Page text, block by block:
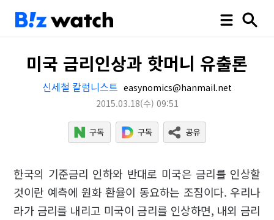
미국 금리인상과 핫머니 유출론
신세철 칼럼니스트 easynomics@hanmail.net
2015.03.18(수) 09:51
한국의 기준금리 인하와 반대로 미국은 금리를 인상할
것이란 예측에 원화 환율이 동요하는 조짐이다. 우리나
라가 금리를 내리고 미국이 금리를 인상하면, 내외 금리